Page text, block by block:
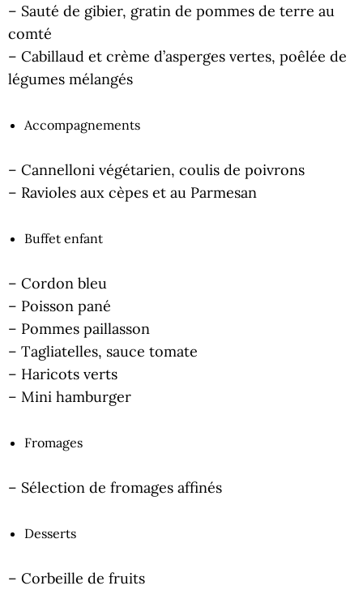
– Sauté de gibier, gratin de pommes de terre au
comté
– Cabillaud et crème d’asperges vertes, poêlée de
légumes mélangés
Accompagnements
– Cannelloni végétarien, coulis de poivrons
– Ravioles aux cèpes et au Parmesan
Buffet enfant
– Cordon bleu
– Poisson pané
– Pommes paillasson
– Tagliatelles, sauce tomate
– Haricots verts
– Mini hamburger
Fromages
– Sélection de fromages affinés
Desserts
– Corbeille de fruits